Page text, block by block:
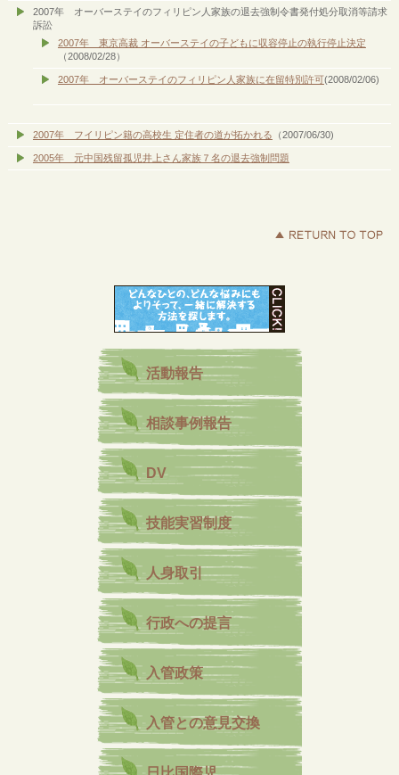
2007年 オーバーステイのフィリピン人家族の退去強制令書発付処分取消等請求
訴訟
2007年 東京高裁 オーバーステイの子どもに収容停止の執行停止決定
（2008/02/28）
2007年 オーバーステイのフィリピン人家族に在留特別許可(2008/02/06)
2007年 フイリピン籍の高校生 定住者の道が拓かれる （2007/06/30)
2005年 元中国残留孤児井上さん家族７名の退去強制問題
活動報告
相談事例報告
DV
技能実習制度
人身取引
行政への提言
入管政策
入管との意見交換